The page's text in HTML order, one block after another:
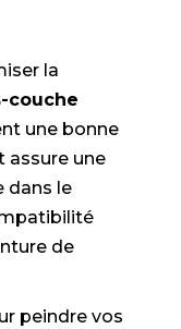
la
couche
une bonne
assure une
dans le
de
peindre vos